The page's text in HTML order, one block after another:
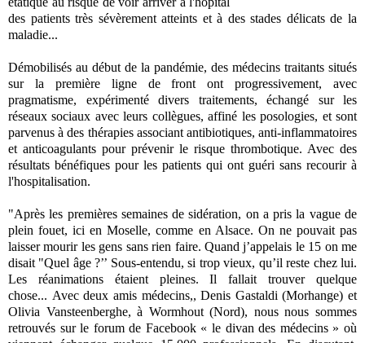
des patients très sévèrement atteints et à des stades délicats de la
maladie...
Démobilisés au début de la pandémie, des médecins traitants situés
sur la première ligne de front ont progressivement, avec
pragmatisme, expérimenté divers traitements, échangé sur les
réseaux sociaux avec leurs collègues, affiné les posologies, et sont
parvenus à des thérapies associant antibiotiques, anti-inflammatoires
et anticoagulants pour prévenir le risque thrombotique. Avec des
résultats bénéfiques pour les patients qui ont guéri sans recourir à
l'hospitalisation.
"Après les premières semaines de sidération, on a pris la vague de
plein fouet, ici en Moselle, comme en Alsace. On ne pouvait pas
laisser mourir les gens sans rien faire. Quand j’appelais le 15 on me
disait "Quel âge ?’’ Sous-entendu, si trop vieux, qu’il reste chez lui.
Les réanimations étaient pleines. Il fallait trouver quelque
chose... Avec deux amis médecins,, Denis Gastaldi (Morhange) et
Olivia Vansteenberghe, à Wormhout (Nord), nous nous sommes
retrouvés sur le forum de Facebook « le divan des médecins » où